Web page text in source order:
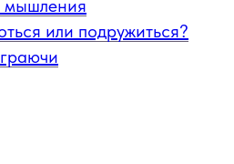
мышления
или подружиться?